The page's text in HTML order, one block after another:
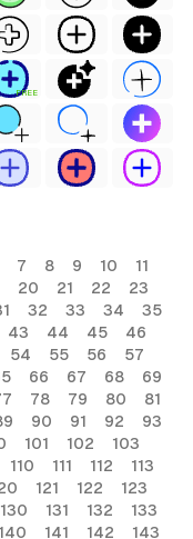
FREE
7 8 9 10
11
20 21 22
23
32 33 34
35
43 44 45
46
54 55 56
57
66 67 68
69
78 79 80
81
90 91 92
93
101 102
103
110 111 112
113
121 122
123
130 131 132
133
140 141 142 143